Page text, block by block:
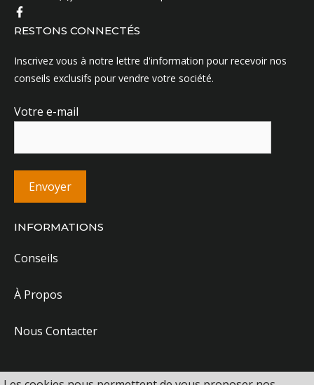
RESTONS CONNECTÉS
Inscrivez vous à notre lettre d'information pour recevoir nos
conseils exclusifs pour vendre votre société.
Votre e-mail
INFORMATIONS
Conseils
À Propos
Nous Contacter